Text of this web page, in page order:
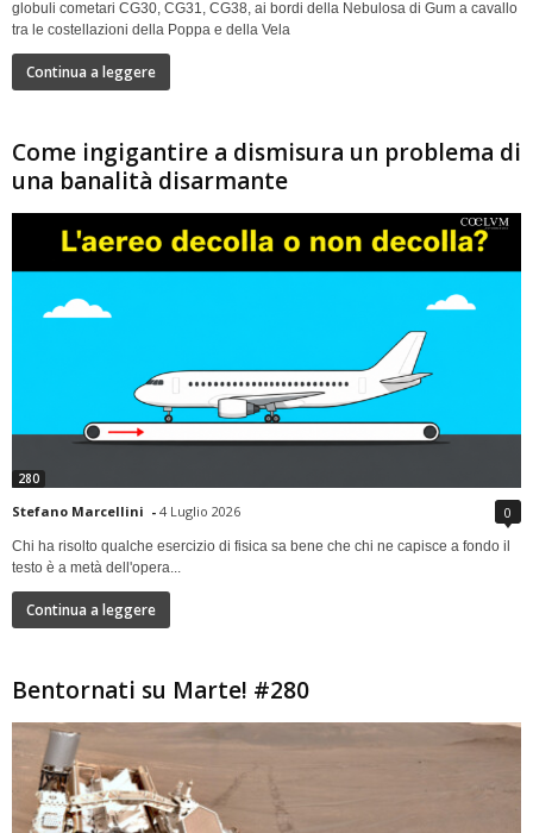
globuli cometari CG30, CG31, CG38, ai bordi della Nebulosa di Gum a cavallo
tra le costellazioni della Poppa e della Vela
Continua a leggere
Come ingigantire a dismisura un problema di
una banalità disarmante
280
Stefano Marcellini - 4 Luglio 2026 0
Chi ha risolto qualche esercizio di fisica sa bene che chi ne capisce a fondo il
testo è a metà dell'opera...
Continua a leggere
Bentornati su Marte! #280